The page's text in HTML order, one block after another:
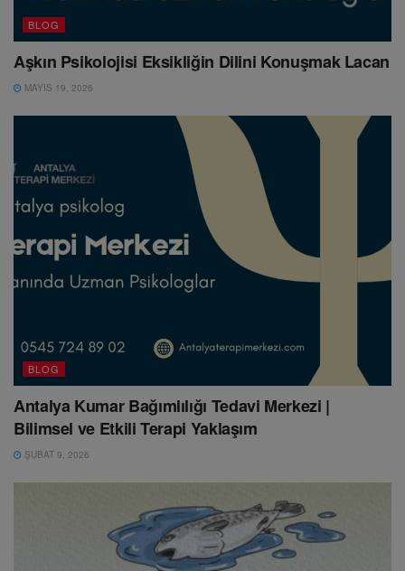
BLOG
Aşkın Psikolojisi Eksikliğin Dilini Konuşmak Lacan
MAYIS 19, 2026
BLOG
Antalya Kumar Bağımlılığı Tedavi Merkezi |
Bilimsel ve Etkili Terapi Yaklaşım
ŞUBAT 9, 2026